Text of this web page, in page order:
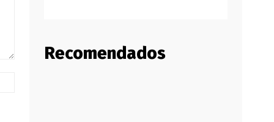
Recomendados